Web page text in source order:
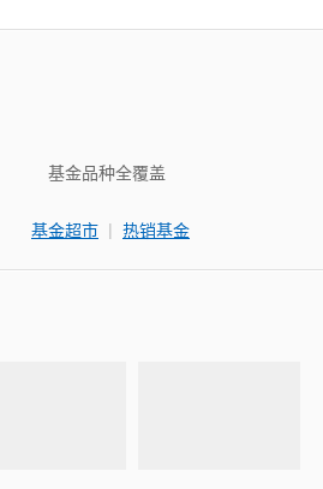
基金品种全覆盖
基金超市 | 热销基金